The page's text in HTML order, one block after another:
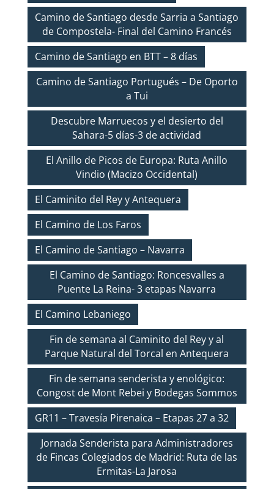
Camino de Santiago desde Sarria a Santiago
de Compostela- Final del Camino Francés
Camino de Santiago en BTT – 8 días
Camino de Santiago Portugués – De Oporto
a Tui
Descubre Marruecos y el desierto del
Sahara-5 días-3 de actividad
El Anillo de Picos de Europa: Ruta Anillo
Vindio (Macizo Occidental)
El Caminito del Rey y Antequera
El Camino de Los Faros
El Camino de Santiago – Navarra
El Camino de Santiago: Roncesvalles a
Puente La Reina- 3 etapas Navarra
El Camino Lebaniego
Fin de semana al Caminito del Rey y al
Parque Natural del Torcal en Antequera
Fin de semana senderista y enológico:
Congost de Mont Rebei y Bodegas Sommos
GR11 – Travesía Pirenaica – Etapas 27 a 32
Jornada Senderista para Administradores
de Fincas Colegiados de Madrid: Ruta de las
Ermitas-La Jarosa